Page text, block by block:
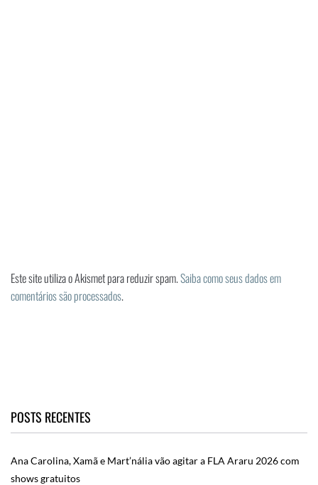
Este site utiliza o Akismet para reduzir spam.Saiba como seus dados em
comentários são processados.
POSTS RECENTES
Ana Carolina, Xamã e Mart’nália vão agitar a FLA Araru 2026 com
shows gratuitos